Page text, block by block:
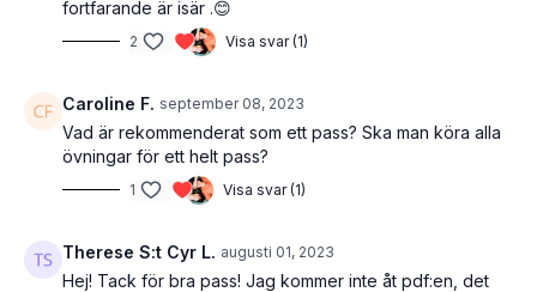
fortfarande är isär .😊
2 Visa svar (1)
Caroline F. september 08, 2023
Vad är rekommenderat som ett pass? Ska man köra alla
övningar för ett helt pass?
1 Visa svar (1)
Therese S:t Cyr L. augusti 01, 2023
Hej! Tack för bra pass! Jag kommer inte åt pdf:en, det